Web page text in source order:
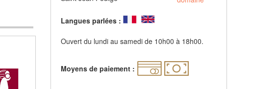
Langues parlées :
Ouvert du lundi au samedi de 10h00 à 18h00.
Moyens de paiement :